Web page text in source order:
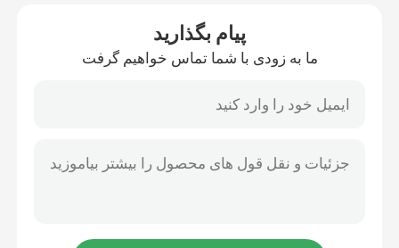
پیام بگذارید
ما به زودی با شما تماس خواهیم گرفت